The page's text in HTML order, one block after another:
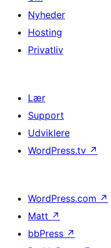
Nyheder
Hosting
Privatliv
Lær
Support
Udviklere
WordPress.tv ↗
WordPress.com ↗
Matt ↗
bbPress ↗